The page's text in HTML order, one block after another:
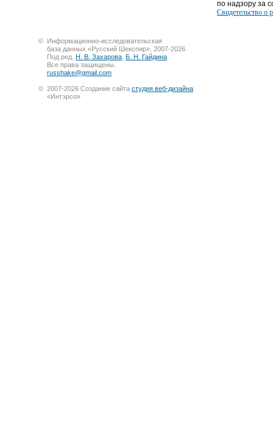
© Информационно-исследовательская
база данных «Русский Шекспир», 2007-2026
Под ред. Н. В. Захарова Б. Н. Гайдина
Все права защищены.
russhake@gmail.com
© 2007-2026 Создание сайта студия веб-дизайна
«Интэрсо»
по надзору за
Свидетельство о